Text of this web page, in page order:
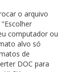
o arquivo
computador ou
alvo só
de
DOC para